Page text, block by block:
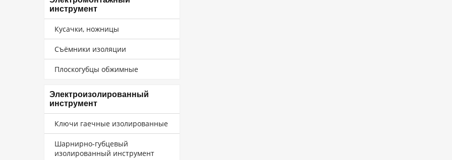
инструмент
Кусачки, ножницы
Съёмники изоляции
Плоскогубцы обжимные
Электроизолированный
инструмент
Ключи гаечные изолированные
Шарнирно-губцевый
изолированный инструмент